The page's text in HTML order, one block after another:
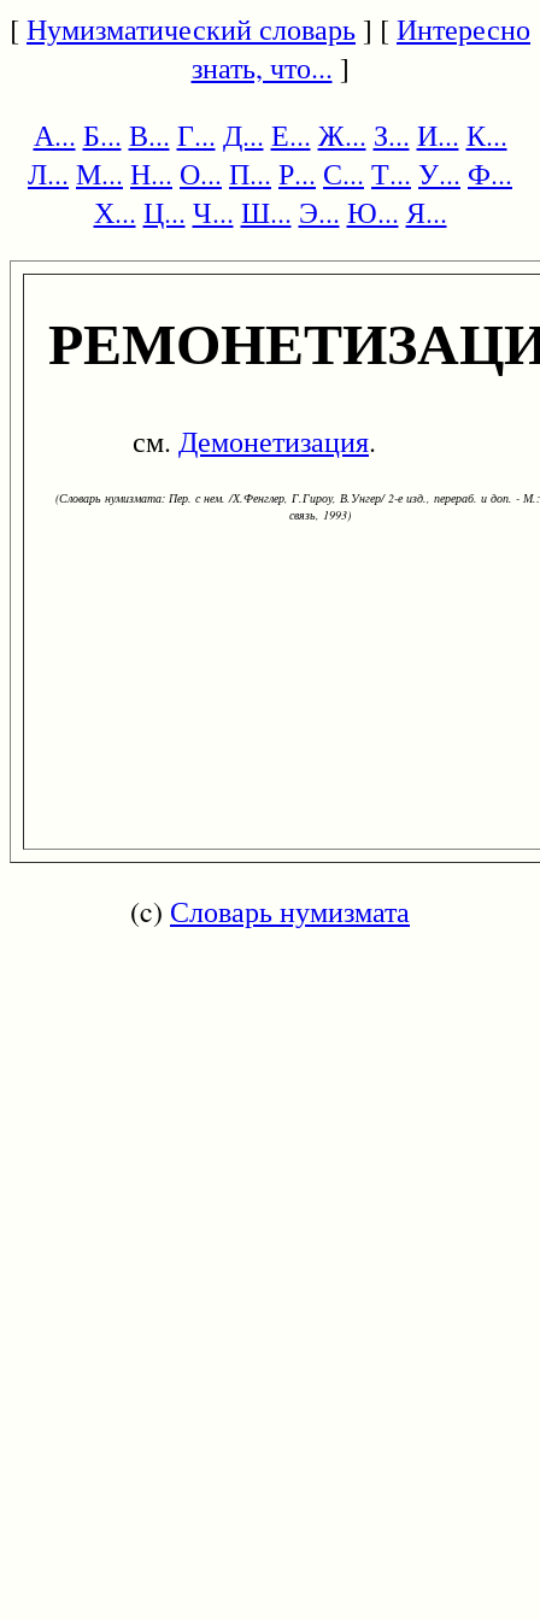
[Нумизматический словарь] [Интересно
знать, что... ]
А... Б... В... Г... Д... Е... Ж... З... И... К...
Л... М... Н... О... П... Р... С... Т... У... Ф...
Х... Ц... Ч... Ш... Э... Ю... Я...
см. Демонетизация.
(Словарь нумизмата: Пер. с нем. /Х.Фенглер, Г.Гироу, В.Унгер/ 2-е изд., перераб. и доп. -
связь, 1993)
(c) Словарь нумизмата